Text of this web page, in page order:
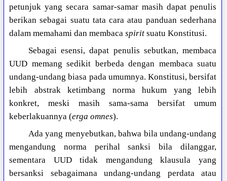
petunjuk yang secara samar-samar masih dapat penulis
berikan sebagai suatu tata cara atau panduan sederhana
dalam memahami dan membacaspirit suatu Konstitusi.
Sebagai esensi, dapat penulis sebutkan, membaca
UUD memang sedikit berbeda dengan membaca suatu
undang-undang biasa pada umumnya. Konstitusi, bersifat
lebih abstrak ketimbang norma hukum yang lebih
konkret, meski masih sama-sama bersifat umum
keberlakuannya (erga omnes).
Ada yang menyebutkan, bahwa bila undang-undang
mengandung norma perihal sanksi bila dilanggar,
sementara UUD tidak mengandung klausula yang
bersanksi sebagaimana undang-undang perdata atau